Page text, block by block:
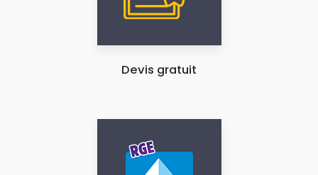
Devis gratuit